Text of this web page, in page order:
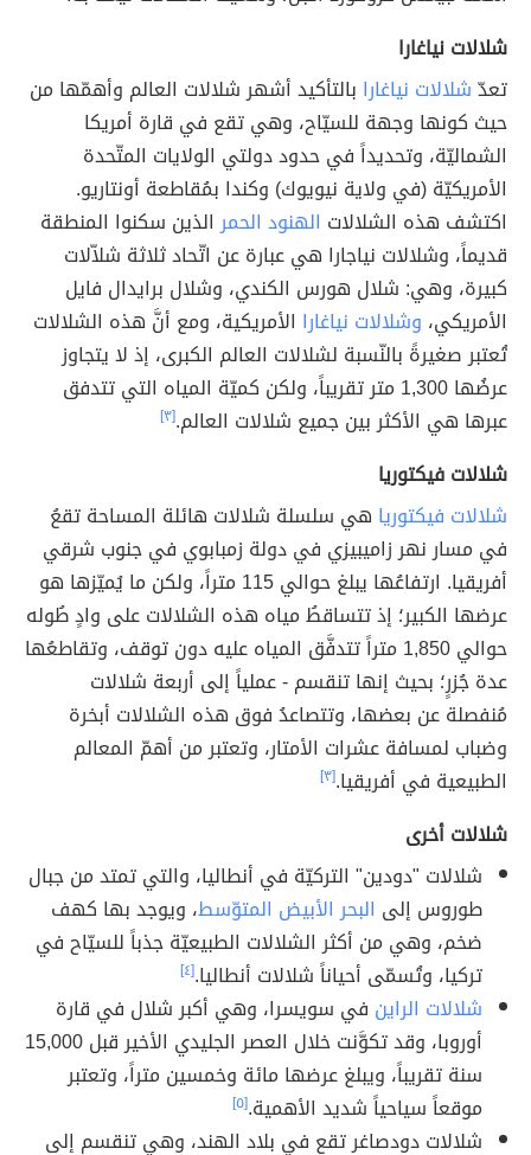
شلالات نياغارا
تعدّشلالات نياغارا بالتأكيد أشهر شلالات العالم وأهمّها من
حيث كونها وجهة للسيّاح، وهي تقع في قارة أمريكا
الشماليّة، وتحديداً في حدود دولتي الولايات المتّحدة
الأمريكيّة (في ولاية نيويوك) وكندا بمُقاطعة أونتاريو.
اكتشف هذه الشلالات الهنود الحمرالذين سكنوا المنطقة
قديماً، وشلالات نياجارا هي عبارة عن اتّحاد ثلاثة شلاّلات
كبيرة، وهي: شلال هورس الكندي، وشلال برايدال فايل
الأمريكي، وشلالات نياغارا الأمريكية، ومع أنَّ هذه الشلالات
تُعتبر صغيرةً بالنّسبة لشلالات العالم الكبرى، إذ لا يتجاوز
عرضُها 1,300 متر تقريباً، ولكن كميّة المياه التي تتدفق
عبرها هي الأكثر بين جميع شلالات العالم.[٣]
شلالات فيكتوريا
شلالات فيكتوريا هي سلسلة شلالات هائلة المساحة تقعُ
في مسار نهر زاميبيزي في دولة زمبابوي في جنوب شرقي
أفريقيا. ارتفاعُها يبلغ حوالي 115 متراً، ولكن ما يُميّزها هو
عرضها الكبير؛ إذ تتساقطُ مياه هذه الشلالات على وادٍ طُوله
حوالي 1,850 متراً تتدفَّق المياه عليه دون توقف، وتقاطعُها
عدة جُزرٍ؛ بحيث إنها تنقسم - عملياً إلى أربعة شلالات
مُنفصلة عن بعضها، وتتصاعدُ فوق هذه الشلالات أبخرة
وضباب لمسافة عشرات الأمتار، وتعتبر من أهمّ المعالم
الطبيعية في أفريقيا.[٣]
شلالات أخرى
شلالات "دودين" التركيّة في أنطاليا، والتي تمتد من جبال
طوروس إلى البحر الأبيض المتوّسط، ويوجد بها كهف
ضخم، وهي من أكثر الشلالات الطبيعيّة جذباً للسيّاح في
تركيا، وتُسمّى أحياناً شلالات أنطاليا.[٤]
شلالات الراين في سويسرا، وهي أكبر شلال في قارة
أوروبا، وقد تكوَّنت خلال العصر الجليدي الأخير قبل 15,000
سنة تقريباً، ويبلغ عرضها مائة وخمسين متراً، وتعتبر
موقعاً سياحياً شديد الأهمية.[٥]
شلالات دودصاغر تقع في بلاد الهند، وهي تنقسم إلى